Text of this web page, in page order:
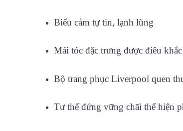
Biểu cảm tự tin, lạnh lùng
Mái tóc đặc trưng được điêu
Bộ trang phục Liverpool quen
Tư thế đứng vững chãi thể hiện